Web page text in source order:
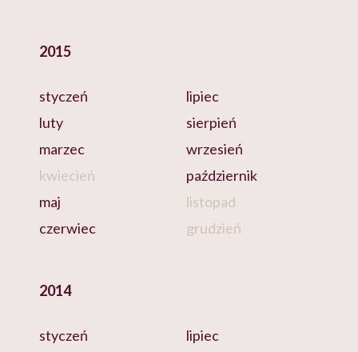
2015
styczeń
luty
marzec
kwiecień
maj
czerwiec
lipiec
sierpień
wrzesień
październik
listopad
grudzień
2014
styczeń
lipiec